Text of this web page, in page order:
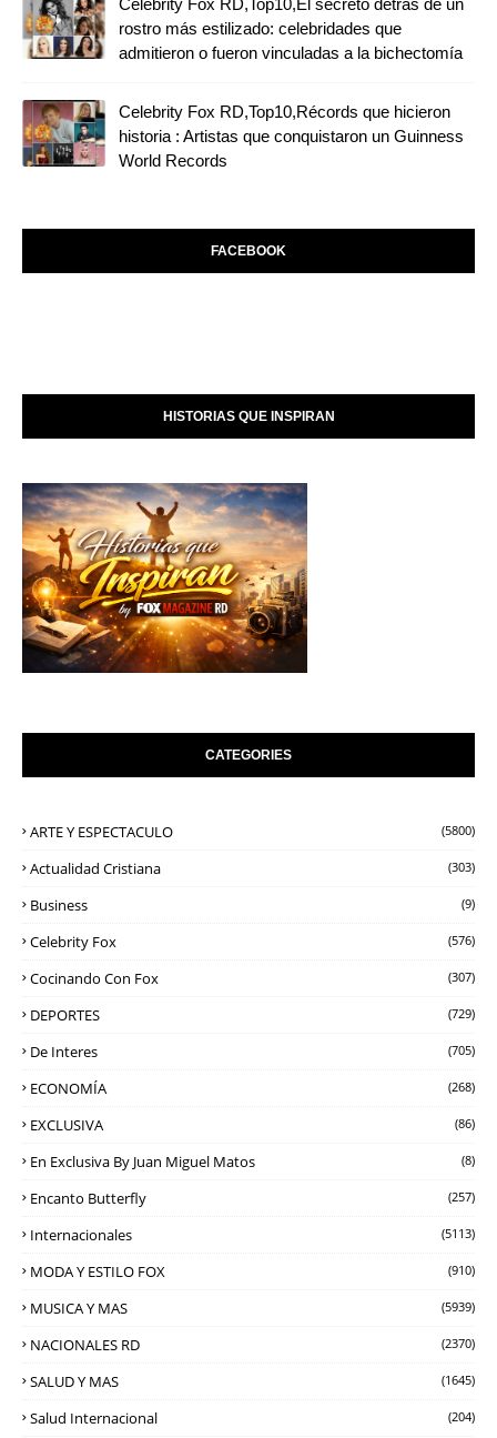
rostro más estilizado: celebridades que
admitieron o fueron vinculadas a la bichectomía
Celebrity Fox RD,Top10,Récords que hicieron
historia : Artistas que conquistaron un Guinness
World Records
FACEBOOK
HISTORIAS QUE INSPIRAN
CATEGORIES
ARTE Y ESPECTACULO (5800)
Actualidad Cristiana (303)
Business (9)
Celebrity Fox (576)
Cocinando Con Fox (307)
DEPORTES (729)
De Interes (705)
ECONOMÍA (268)
EXCLUSIVA (86)
En Exclusiva By Juan Miguel Matos (8)
Encanto Butterfly (257)
Internacionales (5113)
MODA Y ESTILO FOX (910)
MUSICA Y MAS (5939)
NACIONALES RD (2370)
SALUD Y MAS (1645)
Salud Internacional (204)